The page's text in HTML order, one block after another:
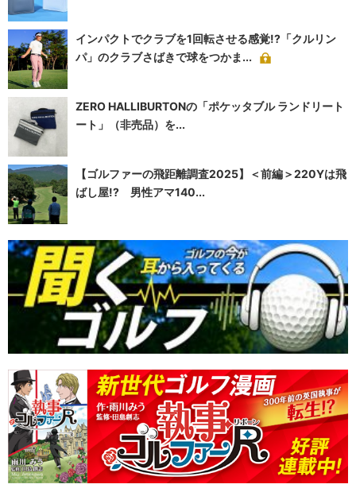
インパクトでクラブを1回転させる感覚!?「クルリン
パ」のクラブさばきで球をつかま...
ZERO HALLIBURTONの「ポケッタブル ランドリート
ート」（非売品）を...
【ゴルファーの飛距離調査2025】＜前編＞220Yは飛
ばし屋!? 男性アマ140...